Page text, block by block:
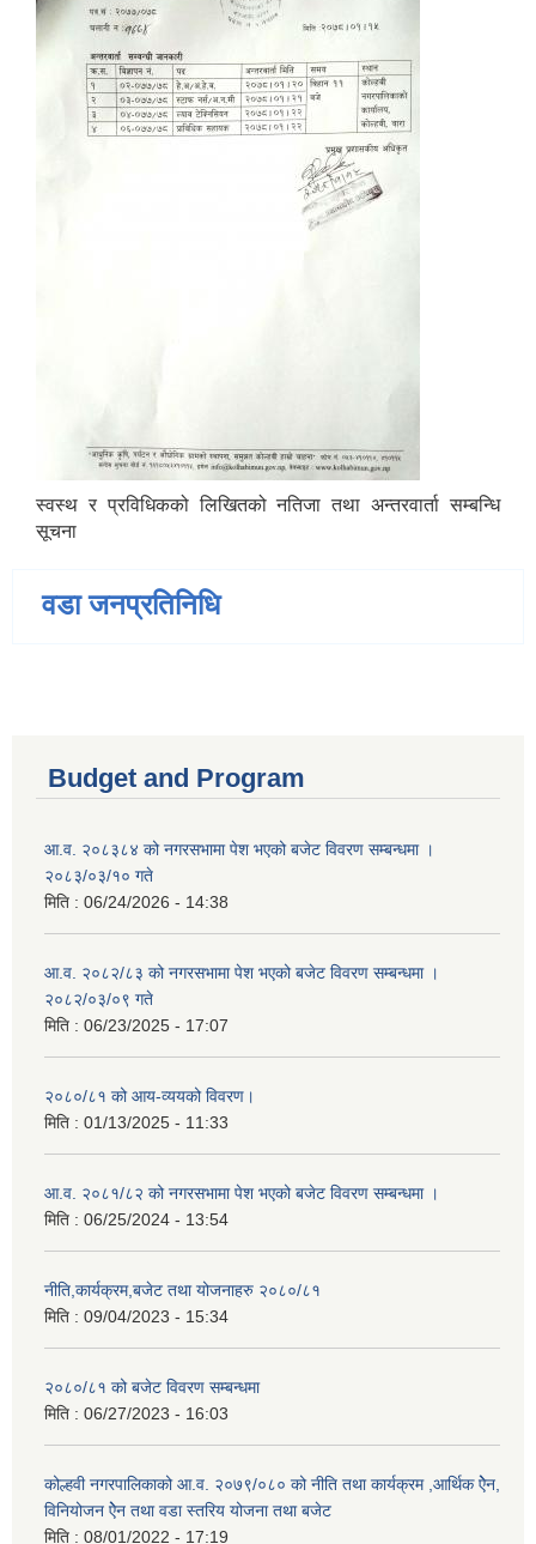
स्वस्थ र प्रविधिकको लिखितको नतिजा तथा अन्तरवार्ता सम्बन्धि
सूचना
वडा जनप्रतिनिधि
Budget and Program
आ.व. २०८३८४ को नगरसभामा पेश भएको बजेट विवरण सम्बन्धमा ।
२०८३/०३/१० गते
मिति : 06/24/2026 - 14:38
आ.व. २०८२/८३ को नगरसभामा पेश भएको बजेट विवरण सम्बन्धमा ।
२०८२/०३/०९ गते
मिति : 06/23/2025 - 17:07
२०८०/८१ को आय-व्ययको विवरण।
मिति : 01/13/2025 - 11:33
आ.व. २०८१/८२ को नगरसभामा पेश भएको बजेट विवरण सम्बन्धमा ।
मिति : 06/25/2024 - 13:54
नीति,कार्यक्रम,बजेट तथा योजनाहरु २०८०/८१
मिति : 09/04/2023 - 15:34
२०८०/८१ को बजेट विवरण सम्बन्धमा
मिति : 06/27/2023 - 16:03
कोल्हवी नगरपालिकाको आ.व. २०७९/०८० को नीति तथा कार्यक्रम ,आर्थिक ऐेन,
विनियोजन ऐेन तथा वडा स्तरिय योजना तथा बजेट
मिति : 08/01/2022 - 17:19